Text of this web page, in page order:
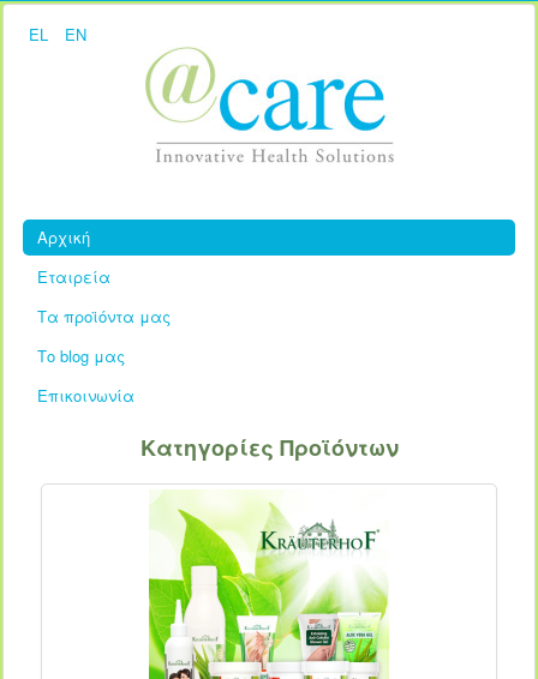
EL EN
Αρχική
Εταιρεία
Τα προϊόντα μας
Το blog μας
Επικοινωνία
Κατηγορίες Προϊόντων